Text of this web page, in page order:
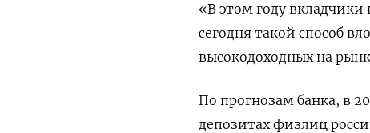
«В этом году
сегодня такой способ
высокодоходных на
По прогнозам банка, в
депозитах физлиц